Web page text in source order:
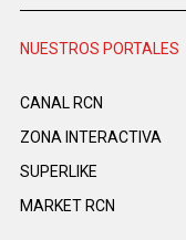
NUESTROS PORTALES
CANAL RCN
ZONA INTERACTIVA
SUPERLIKE
MARKET RCN